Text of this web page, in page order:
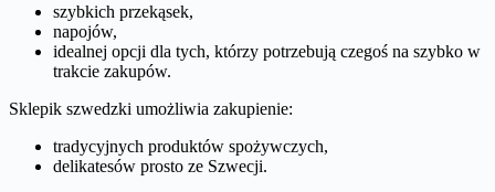
szybkich przekąsek,
napojów,
idealnej opcji dla tych, którzy potrzebują czegoś na szybko w
trakcie zakupów.
Sklepik szwedzki umożliwia zakupienie:
tradycyjnych produktów spożywczych,
delikatesów prosto ze Szwecji.